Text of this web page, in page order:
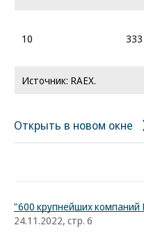
10 333
Источник: RAEX.
Открыть в новом окне
"600 крупнейших
24.11.2022, стр. 6